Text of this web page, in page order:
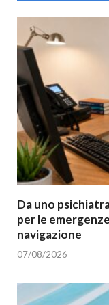
Da uno
per le
navigazione
07/08/2026